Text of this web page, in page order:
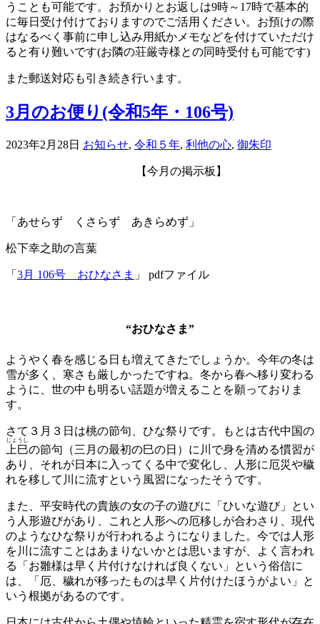
うことも可能です。お預かりとお返しは9時～ 17時で基本的
に毎日受け付けておりますのでご活用ください。お預けの際
はなるべく事前に申し込み用紙かメモなどを付けていただけ
ると有り難いです(お隣の荘厳寺様との同時受付も可能です)
また郵送対応も引き続き行います。
3月のお便り(令和5年・106号)
2023年2月28日 お知らせ, 令和５年, 利他の心, 御朱印
【今月の掲示板】
「あせらず くさらず あきらめず」
松下幸之助の言葉
「 3月 106号 おひなさま 」 pdfファイル
“おひなさま”
ようやく春を感じる日も増えてきたでしょうか。今年の冬は
雪が多く、寒さも厳しかったですね。冬から春へ移り変わる
ように、世の中も明るい話題が増えることを願っておりま
す。
さて３月３日は桃の節句、ひな祭りです。もとは古代中国の
上巳
じょうし
の節句（三月の最初の巳の日）に川で身を清める慣習が
あり、それが日本に入ってくる中で変化し、人形に厄災や穢
れを移して川に流すという風習になったそうです。
また、平安時代の貴族の女の子の遊びに「ひいな遊び」とい
う人形遊びがあり、これと人形への厄移しが合わさり、現代
のようなひな祭りが行われるようになりました。今では人形
を川に流すことはあまりないかとは思いますが、よく言われ
る「お雛様は早く片付けなければ良くない」という俗信に
は、「厄、穢れが移ったものは早く片付けたほうがよい」と
いう根拠があるのです。